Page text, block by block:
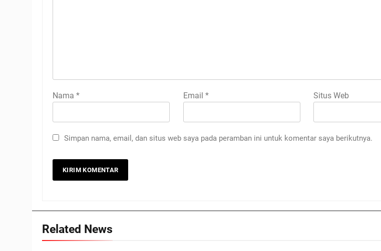
Nama * Email * Situs Web
Simpan nama, email, dan situs web saya pada peramban ini untuk komentar saya berikutnya.
Related News